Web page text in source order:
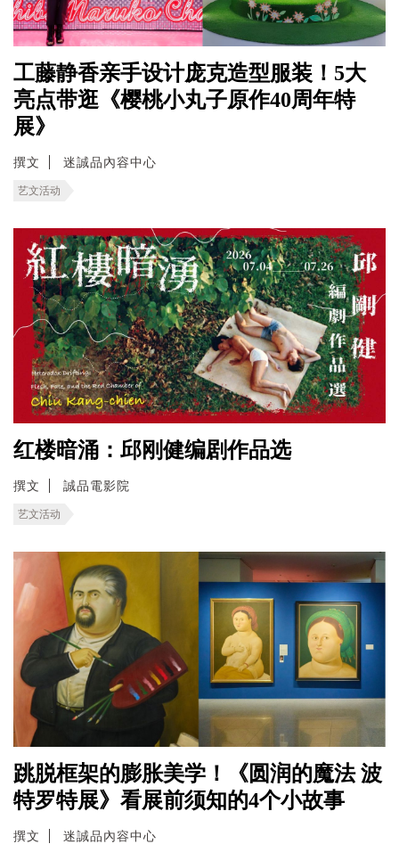
工藤静香亲手设计庞克造型服装！5大
亮点带逛《樱桃小丸子原作40周年特
展》
撰文 迷誠品內容中心
艺文活动
红楼暗涌：邱刚健编剧作品选
撰文 誠品電影院
艺文活动
跳脱框架的膨胀美学！《圆润的魔法 波
特罗特展》看展前须知的4个小故事
撰文 迷誠品內容中心